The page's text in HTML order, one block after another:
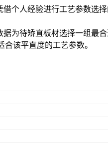
个人经验进行工艺参数选
为待矫直板材选择一组最
该平直度的工艺参数。